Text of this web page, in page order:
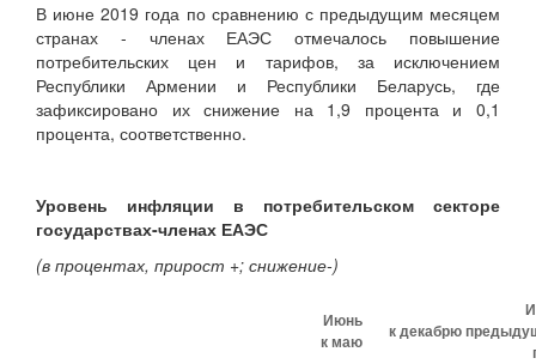
В июне 2019 года по сравнению с предыдущим месяцем
странах - членах ЕАЭС отмечалось повышение
потребительских цен и тарифов, за исключением
Республики Армении и Республики Беларусь, где
зафиксировано их снижение на 1,9 процента и 0,1
процента, соответственно.
Уровень инфляции в потребительском секторе
государствах-членах ЕАЭС
(в процентах, прирост +; снижение-)
Июнь
к маю
к декабрю